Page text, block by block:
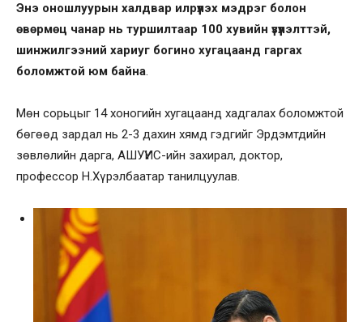
Энэ оношлуурын халдвар илрүүлэх мэдрэг болон
өвөрмөц чанар нь туршилтаар 100 хувийн үзүүлэлттэй,
шинжилгээний хариуг богино хугацаанд гаргах
боломжтой юм байна.
Мөн сорьцыг 14 хоногийн хугацаанд хадгалах боломжтой
бөгөөд зардал нь 2-3 дахин хямд гэдгийг Эрдэмтдийн
зөвлөлийн дарга, АШУҮИС-ийн захирал, доктор,
профессор Н.Хүрэлбаатар танилцуулав.